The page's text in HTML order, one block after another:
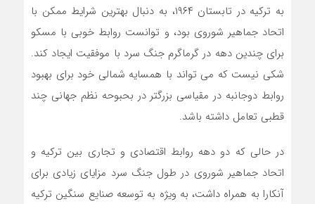
به ترکیه در تابستان ۱۹۶۴، به دنبال بهترین شرایط ممکن با
اتحاد جماهیر شوروی بود، و توانست روابط خوبی با مسکو
برای چندین دهه در گرماگرم جنگ سرد با موفقیت ایجاد کند.
شکی نیست که می تواند با همسایه شمالی خود برای بهبود
روابط دوجانبه در مقیاسی بزرگتر در بحبوحه نظم جهانی چند
قطبی تعامل داشته باشد.
در حالی که دو دهه روابط اقتصادی و تجاری بین ترکیه و
اتحاد جماهیر شوروی در طول جنگ سرد مزایای زیادی برای
آنکارا به همراه داشت، به ویژه به توسعه صنایع سنگین ترکیه